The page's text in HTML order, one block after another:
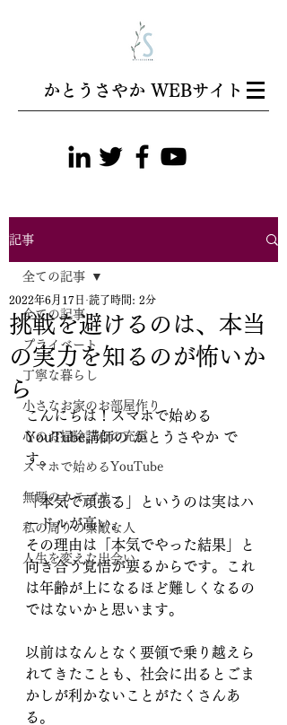
​かとうさやか WEBサイト
記事
全ての記事
プライベート
丁寧な暮らし
小さなお家のお部屋作り
心のお掃除、心の充電
スマホで始めるYouTube
無題のカテゴリー
私の周りの素敵な人
人生を変えた出会い
全ての記事
挑戦を避けるのは、本当
の実力を知るのが怖いか
ら
2022年6月17日 読了時間: 2分
こんにちは！スマホで始める
YouTube講師の かとうさやか で
す。
「本気で頑張る」というのは実はハ
ードルが高い。
その理由は「本気でやった結果」と
向き合う覚悟が要るからです。これ
は年齢が上になるほど難しくなるの
ではないかと思います。
以前はなんとなく要領で乗り越えら
れてきたことも、社会に出るとごま
かしが利かないことがたくさんあ
る。